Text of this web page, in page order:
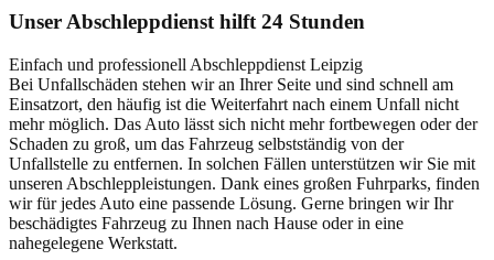
Unser Abschleppdienst hilft 24 Stunden
Einfach und professionell Abschleppdienst Leipzig
Bei Unfallschäden stehen wir an Ihrer Seite und sind schnell am
Einsatzort, den häufig ist die Weiterfahrt nach einem Unfall nicht
mehr möglich. Das Auto lässt sich nicht mehr fortbewegen oder der
Schaden zu groß, um das Fahrzeug selbstständig von der
Unfallstelle zu entfernen. In solchen Fällen unterstützen wir Sie mit
unseren Abschleppleistungen. Dank eines großen Fuhrparks, finden
wir für jedes Auto eine passende Lösung. Gerne bringen wir Ihr
beschädigtes Fahrzeug zu Ihnen nach Hause oder in eine
nahegelegene Werkstatt.